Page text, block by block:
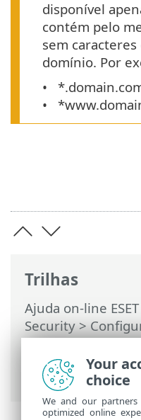
Trilhas
Ajuda on-line ESET
Security>
Proteções>
Gerenciamento
Como adicionar
disponível
contém pelo
sem
domínio. Por
Your
choice
We and our
optimized online